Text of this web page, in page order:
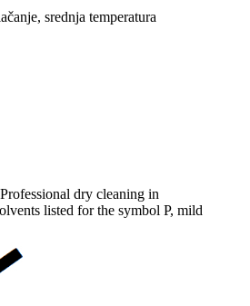
srednja temperatura
Professional dry cleaning in
listed for the symbol P, mild